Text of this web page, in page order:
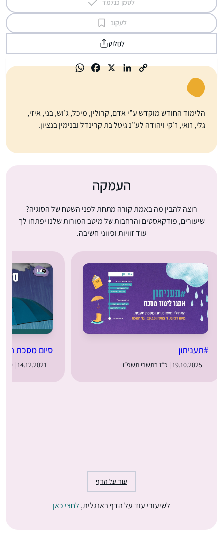
לסמן כנלמד
לעקוב
לַחֲלוֹק
הלימוד החודש מוקדש ע”י אדם, קרולין, מיכל, ג’וש, בני, איזי,
גלי, זואי, ז’קי ויהודה לע”נ גיטל בת קרינדל ובנימין בנציון.
העמקה
רוצה להבין מה באמת קורה מתחת לפני השטח של הסוגיה?
שיעורים, פודקאסטים והרחבות של מיטב המורות שלנו יפתחו לך
עוד זוויות וכיווני חשיבה.
#תעניתון
19.10.2025 | כ״ז בתשרי תשפ״ו
סיום מסכת
14.12.2021 | י׳ בטבת תשפ״ב
עוד על הדף
לשיעורי עוד על הדף באנגלית, לחצי כאן